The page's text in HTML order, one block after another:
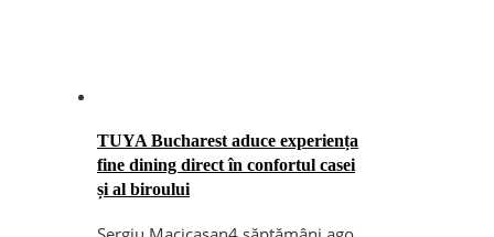
TUYA Bucharest aduce experiența
fine dining direct în confortul casei
și al biroului